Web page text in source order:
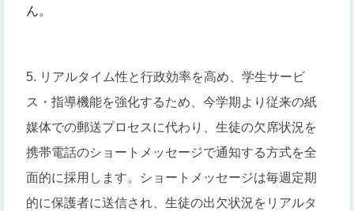
ん。
5. リアルタイム性と行政効率を高め、学生サービ
ス・指導機能を強化するため、今学期より従来の紙
媒体での郵送プロセスに代わり、生徒の欠席状況を
携帯電話のショートメッセージで通知する方式を全
面的に採用します。ショートメッセージは毎週定期
的に保護者に送信され、生徒の出欠状況をリアルタ